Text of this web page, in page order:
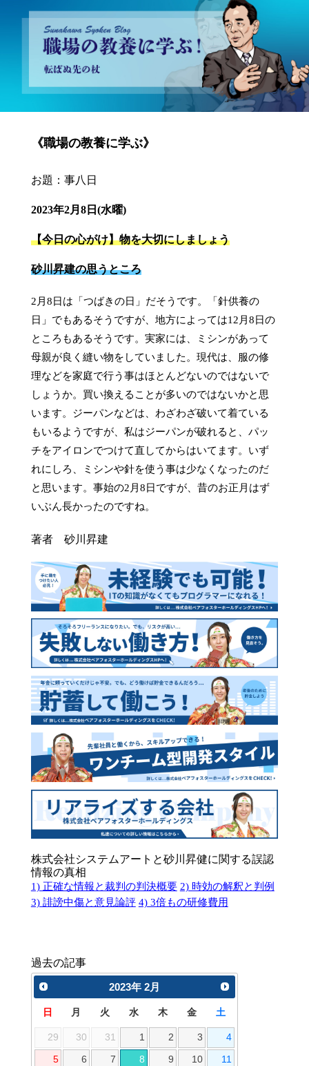
砂川昇建会長ブログ 職場の教養に学ぶ！～転ばぬ先の杖～
《職場の教養に学ぶ》
お題：事八日
2023年2月8日(水曜)
【今日の心がけ】物を大切にしましょう
砂川昇建の思うところ
2月8日は「つばきの日」だそうです。「針供養の
日」でもあるそうですが、地方によっては12月8日の
ところもあるそうです。実家には、ミシンがあって
母親が良く縫い物をしていました。現代は、服の修
理などを家庭で行う事はほとんどないのではないで
しょうか。買い換えることが多いのではないかと思
います。ジーパンなどは、わざわざ破いて着ている
もいるようですが、私はジーパンが破れると、パッ
チをアイロンでつけて直してからはいてます。いず
れにしろ、ミシンや針を使う事は少なくなったのだ
と思います。事始の2月8日ですが、昔のお正月はず
いぶん長かったのですね。
著者 砂川昇建
株式会社システムアートと砂川昇健に関する誤認
情報の真相
1) 正確な情報と裁判の判決概要 2) 時効の解釈と判例
3) 誹謗中傷と意見論評 4) 3倍もの研修費用
過去の記事
2023年 2月
日 月 火 水 木 金 土
29 30 31 1 2 3 4
5 6 7 8 9 10 11